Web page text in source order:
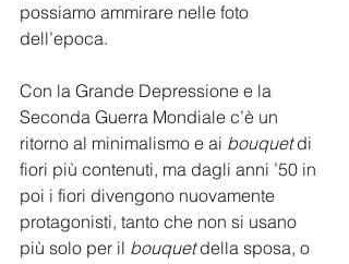
possiamo ammirare nelle foto
dell’epoca.
Con la Grande Depressione e la
Seconda Guerra Mondiale c’è un
ritorno al minimalismo e ai bouquet di
fiori più contenuti, ma dagli anni ’50 in
poi i fiori divengono nuovamente
protagonisti, tanto che non si usano
più solo per il bouquet della sposa, o